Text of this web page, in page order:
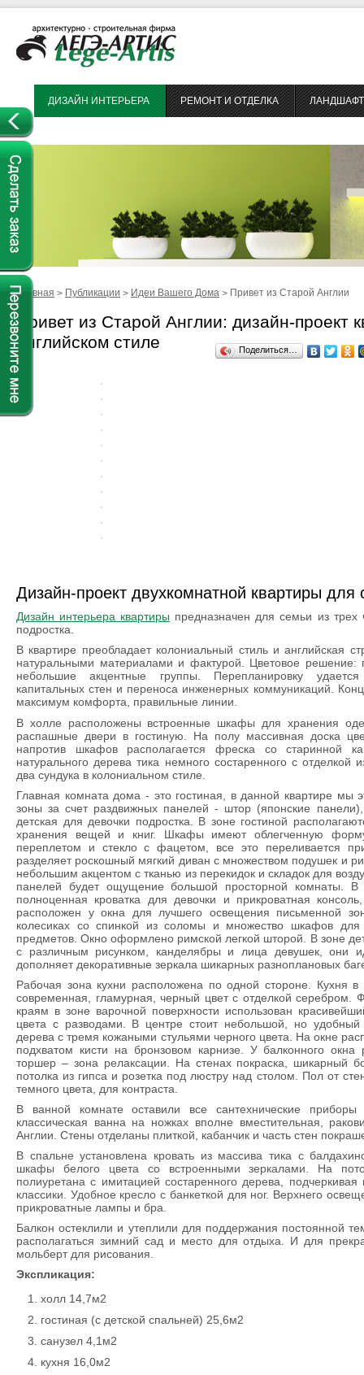
ДИЗАЙН ИНТЕРЬЕРА РЕМОНТ И ОТДЕЛКА
Главная > Публикации > Идеи Вашего Дома > Привет из Старой Англии
Привет из Старой Англии: дизайн-проект
английском стиле
Поделиться…
Дизайн-проект двухкомнатной квартиры для
Дизайн интерьера квартиры предназначен для семьи из трех
подростка.
В квартире преобладает колониальный стиль и английская
натуральными материалами и фактурой. Цветовое решение:
небольшие акцентные группы. Перепланировку
капитальных стен и переноса инженерных коммуникаций.
максимум комфорта, правильные линии.
В холле расположены встроенные шкафы для хранения
распашные двери в гостиную. На полу массивная доска
напротив шкафов располагается фреска со старинной
натурального дерева тика немного состаренного с отделкой
два сундука в колониальном стиле.
Главная комната дома - это гостиная, в данной квартире мы
зоны за счет раздвижных панелей - штор (японские
детская для девочки подростка. В зоне гостиной
хранения вещей и книг. Шкафы имеют облегченную
переплетом и стекло с фацетом, все это переливается
разделяет роскошный мягкий диван с множеством подушек и
небольшим акцентом с тканью из перекидок и складок для
панелей будет ощущение большой просторной комнаты. В
полноценная кроватка для девочки и прикроватная
расположен у окна для лучшего освещения письменной
колесиках со спинкой из соломы и множество шкафов для
предметов. Окно оформлено римской легкой шторой. В зоне
с различным рисунком, канделябры и лица девушек, они
дополняет декоративные зеркала шикарных разноплановых
Рабочая зона кухни расположена по одной стороне. Кухня в
современная, гламурная, черный цвет с отделкой серебром.
краям в зоне варочной поверхности использован
цвета с разводами. В центре стоит небольшой, но удобный
дерева с тремя кожаными стульями черного цвета. На окне
подхватом кисти на бронзовом карнизе. У балконного окна
торшер – зона релаксации. На стенах покраска, шикарный
потолка из гипса и розетка под люстру над столом. Пол от
темного цвета, для контраста.
В ванной комнате оставили все сантехнические
классическая ванна на ножках вполне вместительная,
Англии. Стены отделаны плиткой, кабанчик и часть стен
В спальне установлена кровать из массива тика с
шкафы белого цвета со встроенными зеркалами. На
полиуретана с имитацией состаренного дерева,
классики. Удобное кресло с банкеткой для ног. Верхнего
прикроватные лампы и бра.
Балкон остеклили и утеплили для поддержания постоянной
располагаться зимний сад и место для отдыха. И для
мольберт для рисования.
Экспликация:
холл 14,7м2
гостиная (с детской спальней) 25,6м2
санузел 4,1м2
кухня 16,0м2